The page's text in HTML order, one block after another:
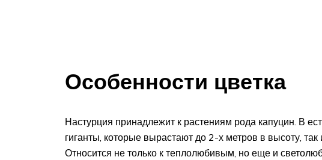
Особенности цветка
Настурция принадлежит к растениям рода капуцин. В
гиганты, которые вырастают до 2-х метров в высоту,
Относится не только к теплолюбивым, но еще и